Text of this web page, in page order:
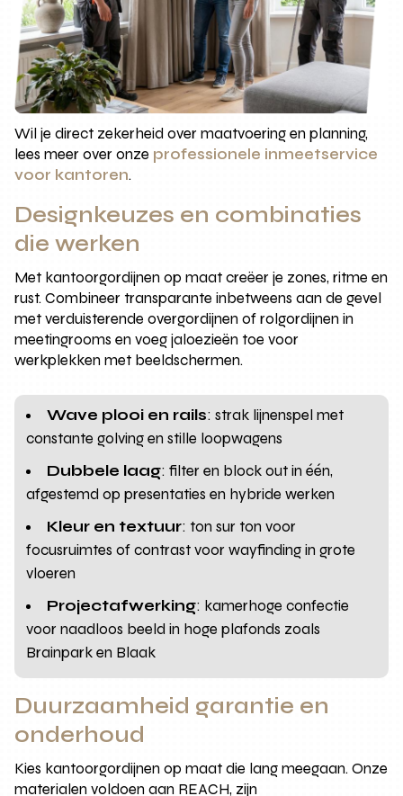
Wil je direct zekerheid over maatvoering en planning,
lees meer over onze professionele inmeetservice
voor kantoren.
Designkeuzes en combinaties
die werken
Met kantoorgordijnen op maat creëer je zones, ritme en
rust. Combineer transparante inbetweens aan de gevel
met verduisterende overgordijnen of rolgordijnen in
meetingrooms en voeg jaloezieën toe voor
werkplekken met beeldschermen.
Wave plooi en rails: strak lijnenspel met
constante golving en stille loopwagens
Dubbele laag: filter en block out in één,
afgestemd op presentaties en hybride werken
Kleur en textuur: ton sur ton voor
focusruimtes of contrast voor wayfinding in grote
vloeren
Projectafwerking: kamerhoge confectie
voor naadloos beeld in hoge plafonds zoals
Brainpark en Blaak
Duurzaamheid garantie en
onderhoud
Kies kantoorgordijnen op maat die lang meegaan. Onze
materialen voldoen aan REACH, zijn